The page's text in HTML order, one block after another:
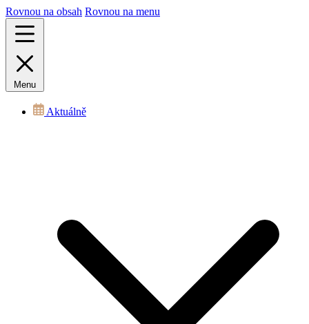
Rovnou na obsah Rovnou na menu
Menu
Aktuálně